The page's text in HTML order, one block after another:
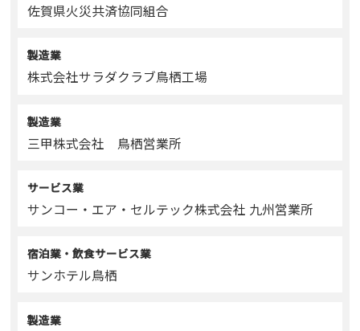
佐賀県火災共済協同組合
製造業
株式会社サラダクラブ鳥栖工場
製造業
三甲株式会社 鳥栖営業所
サービス業
サンコー・エア・セルテック株式会社 九州営業所
宿泊業・飲食サービス業
サンホテル鳥栖
製造業